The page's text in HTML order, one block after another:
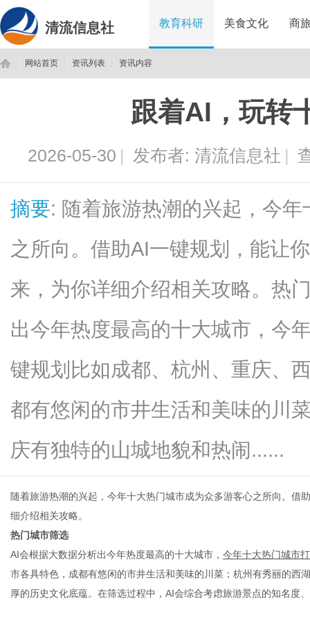
清流信息社 教育科研 美食文化 商
网站首页 资讯列表 资讯内容
跟着AI，玩转
2026-05-30 | 发布者: 清流信息社 |
摘要: 随着旅游热潮的兴起，今
之所向。借助AI一键规划，能让
来，为你详细介绍相关攻略。热
出今年热度最高的十大城市，今
键规划比如成都、杭州、重庆、
都有悠闲的市井生活和美味的川
庆有独特的山城地貌和热闹......
随着旅游热潮的兴起，今年十大热门城市成为众多游客心之所向。借助
细介绍相关攻略。
热门城市筛选
AI会根据大数据分析出今年热度最高的十大城市， 今年十大热门城市
市各具特色，成都有悠闲的市井生活和美味的川菜；杭州有秀丽的西
厚的历史文化底蕴。在筛选过程中， AI会综合考虑旅游景点的知名度